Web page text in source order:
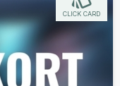
CLICK CARD